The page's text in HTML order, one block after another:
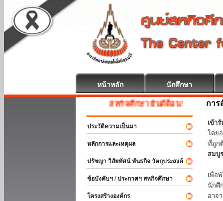
หน้าหลัก นักศึกษา
สหกิจศึกษา ยินดีต้อนรับ
ประวัติความเป็นมา
หลักการและเหตุผล
ปรัชญา วิสัยทัศน์ พันธกิจ วัตถุประสงค์
ข้อบังคับฯ / ประกาศฯ สหกิจศึกษา
โครงสร้างองค์กร
การ
เข้า
โดย
ที่ถูก
สมบู
เพื่อ
นักศึ
อาจ